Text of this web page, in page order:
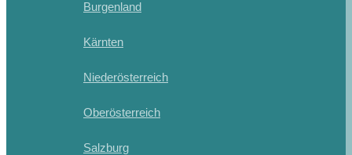
Burgenland
Kärnten
Niederösterreich
Oberösterreich
Salzburg